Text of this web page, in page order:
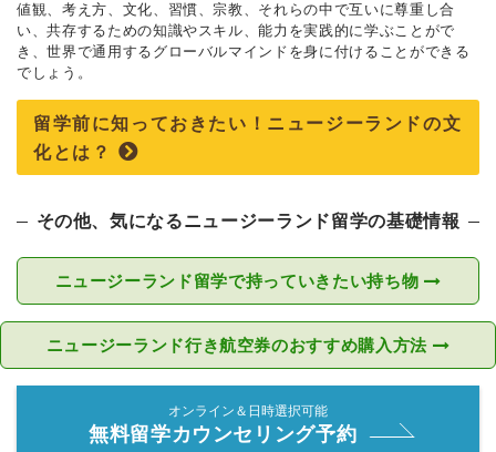
値観、考え方、文化、習慣、宗教、それらの中で互いに尊重し合
い、共存するための知識やスキル、能力を実践的に学ぶことがで
き、世界で通用するグローバルマインドを身に付けることができる
でしょう。
留学前に知っておきたい！ニュージーランドの文
化とは？
その他、気になるニュージーランド留学の基礎情報
ニュージーランド留学で持っていきたい持ち物
ニュージーランド行き航空券のおすすめ購入方法
オンライン＆日時選択可能
無料留学カウンセリング予約